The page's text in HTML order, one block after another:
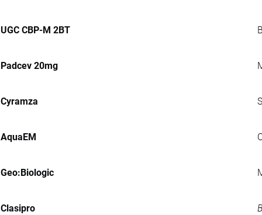
UGC CBP-M 2BT
Padcev 20mg
Cyramza
AquaEM
Geo:Biologic
Clasipro